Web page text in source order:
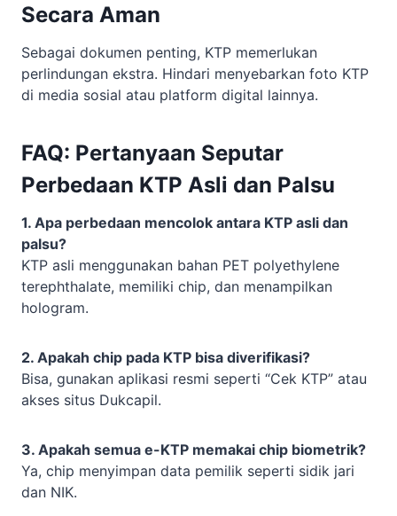
Secara Aman
Sebagai dokumen penting, KTP memerlukan
perlindungan ekstra. Hindari menyebarkan foto KTP
di media sosial atau platform digital lainnya.
FAQ: Pertanyaan Seputar
Perbedaan KTP Asli dan Palsu
1. Apa perbedaan mencolok antara KTP asli dan
palsu?
KTP asli menggunakan bahan PET polyethylene
terephthalate, memiliki chip, dan menampilkan
hologram.
2. Apakah chip pada KTP bisa diverifikasi?
Bisa, gunakan aplikasi resmi seperti “Cek KTP” atau
akses situs Dukcapil.
3. Apakah semua e-KTP memakai chip biometrik?
Ya, chip menyimpan data pemilik seperti sidik jari
dan NIK.